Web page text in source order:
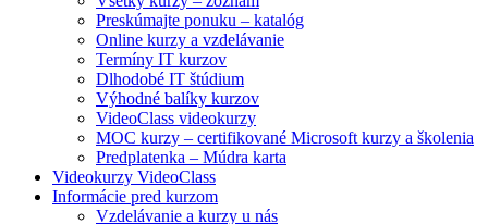
Preskúmajte ponuku – katalóg
Online kurzy a vzdelávanie
Termíny IT kurzov
Dlhodobé IT štúdium
Výhodné balíky kurzov
VideoClass videokurzy
MOC kurzy – certifikované Microsoft kurzy a školenia
Predplatenka – Múdra karta
Videokurzy VideoClass
Informácie pred kurzom
Vzdelávanie a kurzy u nás